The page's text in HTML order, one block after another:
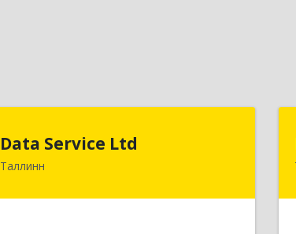
Data Service Ltd
ТаллиннEstonia, Laulupeo 24, Tallinn, 10128